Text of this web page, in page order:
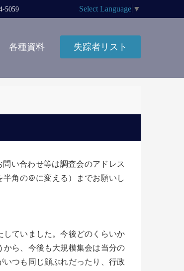
5059 Select Language ▼
各種資料 失踪者リスト
問い合わせ等は調査会のアドレス
半角の＠に変える）までお願いし
ていました。今後どのくらいか
ら、今後も大規模集会は当分の
つも同じ顔ぶれだったり、行政